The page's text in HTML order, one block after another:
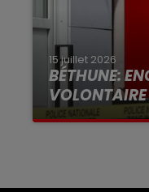
15 juillet 2026
BÉTHUNE:
Selon les